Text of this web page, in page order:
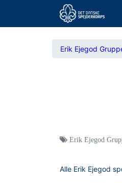
Erik Ejegod
Erik Ejegod
Alle Erik Ejegod